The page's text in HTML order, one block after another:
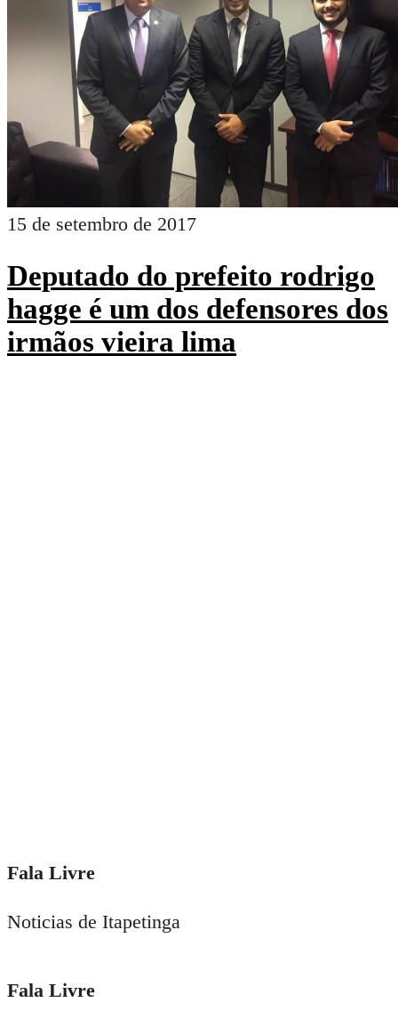
15 de setembro de 2017
Deputado do prefeito rodrigo
hagge é um dos defensores dos
irmãos vieira lima
Fala Livre
Noticias de Itapetinga
Fala Livre